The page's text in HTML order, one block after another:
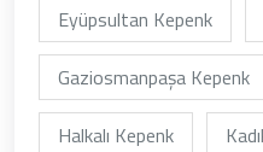
Eyüpsultan Kepenk
Gaziosmanpaşa Kepenk
Halkalı Kepenk